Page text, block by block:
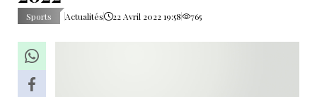
Sports Actualités 22 Avril 2022 19:58 765